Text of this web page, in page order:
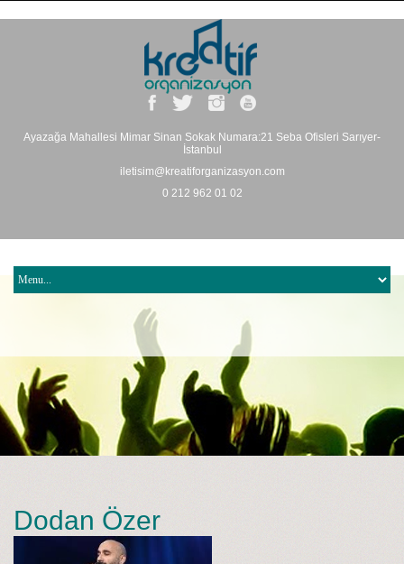
Ayazağa Mahallesi Mimar Sinan Sokak Numara:21 Seba Ofisleri Sarıyer-
İstanbul
iletisim@kreatiforganizasyon.com
0 212 962 01 02
Dodan Özer